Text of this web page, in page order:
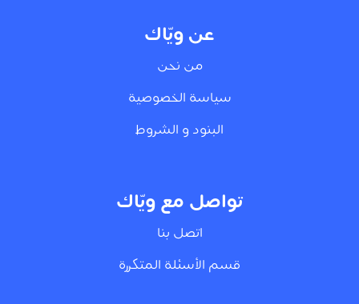
عن ويّاك
من نحن
سياسة الخصوصية
البنود و الشروط
تواصل مع ويّاك
اتصل بنا
قسم الأسئلة المتكررة